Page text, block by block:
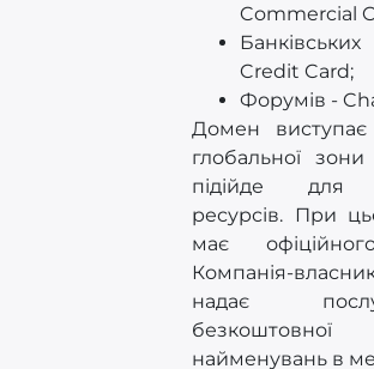
Commercial
Credit Card;
Форумів -
Домен
глобальної
підійде для
ресурсів. При
має
Компанія-
надає
безкоштовної
найменувань в